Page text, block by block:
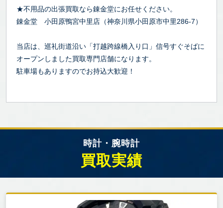
★不用品の出張買取なら錬金堂にお任せください。
錬金堂 小田原鴨宮中里店（神奈川県小田原市中里286-7）
当店は、巡礼街道沿い「打越跨線橋入り口」信号すぐそばに
オープンしました買取専門店舗になります。
駐車場もありますのでお持込大歓迎！
時計・腕時計
買取実績